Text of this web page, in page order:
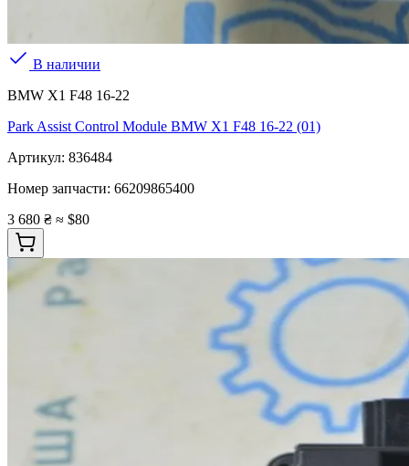
В наличии
BMW X1 F48 16-22
Park Assist Control Module BMW X1 F48 16-22 (01)
Артикул: 836484
Номер запчасти: 66209865400
3 680 ₴ ≈ $80